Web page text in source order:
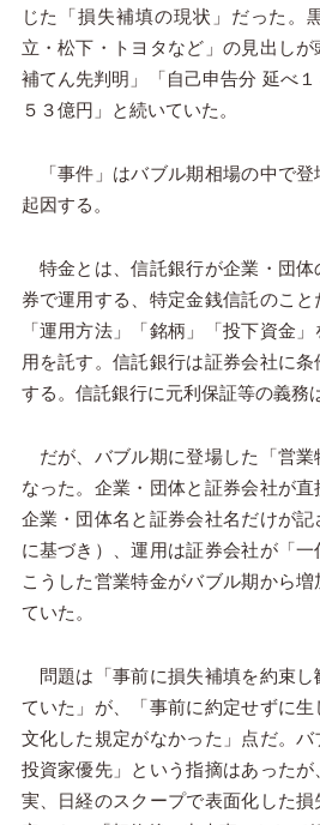
じた「損失補填の現状」だった。
立・松下・トヨタなど」の見出し
補てん先判明」「自己申告分 延べ
５３億円」と続いていた。
「事件」はバブル期相場の中で登
起因する。
特金とは、信託銀行が企業・団体
券で運用する、特定金銭信託のこ
「運用方法」「銘柄」「投下資金
用を託す。信託銀行は証券会社に
する。信託銀行に元利保証等の義務
だが、バブル期に登場した「営業
なった。企業・団体と証券会社が直
企業・団体名と証券会社名だけが
に基づき）、運用は証券会社が「一
こうした営業特金がバブル期から
ていた。
問題は「事前に損失補填を約束し
ていた」が、「事前に約定せずに
文化した規定がなかった」点だ。
投資家優先」という指摘はあった
実、日経のスクープで表面化した